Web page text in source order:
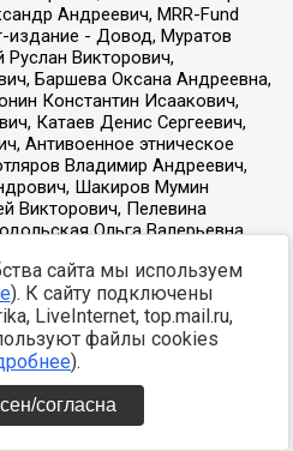
сайта мы используем
). К сайту подключены
LiveInternet, top.mail.ru,
файлы cookies
).
согласна